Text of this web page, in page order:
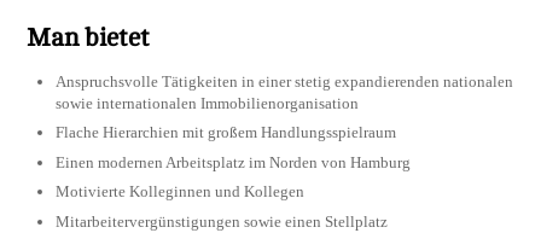
Man bietet
Anspruchsvolle Tätigkeiten in einer stetig expandierenden nationalen
sowie internationalen Immobilienorganisation
Flache Hierarchien mit großem Handlungsspielraum
Einen modernen Arbeitsplatz im Norden von Hamburg
Motivierte Kolleginnen und Kollegen
Mitarbeitervergünstigungen sowie einen Stellplatz